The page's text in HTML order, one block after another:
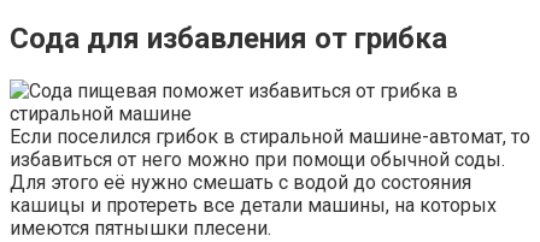
Сода для избавления от грибка
Если поселился грибок в стиральной машине-автомат, то
избавиться от него можно при помощи обычной соды.
Для этого её нужно смешать с водой до состояния
кашицы и протереть все детали машины, на которых
имеются пятнышки плесени.